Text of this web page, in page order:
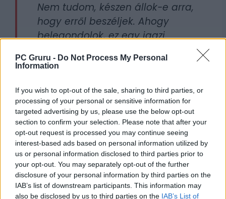
PC Gruru - Do Not Process My Personal
Information
If you wish to opt-out of the sale, sharing to third parties, or
processing of your personal or sensitive information for
targeted advertising by us, please use the below opt-out
section to confirm your selection. Please note that after your
opt-out request is processed you may continue seeing
interest-based ads based on personal information utilized by
us or personal information disclosed to third parties prior to
your opt-out. You may separately opt-out of the further
disclosure of your personal information by third parties on the
IAB’s list of downstream participants. This information may
also be disclosed by us to third parties on the IAB’s List of
Nem tudom, készen állok-e arra,
hogy erről beszéljek. Ahogy
belegondolok, ez egy igazi
szinte még végig sem járta a
hagyjuk, hogy ez megtörténjen,
aztán kérdezzenek meg újra
néhány hónap múlva. (nevet)
Borítókép forrása: Warner Bros.